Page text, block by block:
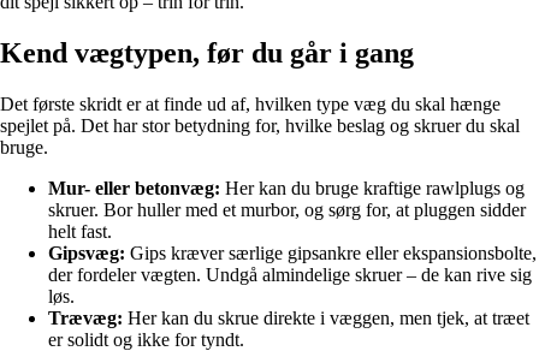
Kend vægtypen, før du går i gang
Det første skridt er at finde ud af, hvilken type væg du skal hænge
spejlet på. Det har stor betydning for, hvilke beslag og skruer du skal
bruge.
Mur- eller betonvæg: Her kan du bruge kraftige rawlplugs og
skruer. Bor huller med et murbor, og sørg for, at pluggen sidder
helt fast.
Gipsvæg: Gips kræver særlige gipsankre eller ekspansionsbolte,
der fordeler vægten. Undgå almindelige skruer – de kan rive sig
løs.
Trævæg: Her kan du skrue direkte i væggen, men tjek, at træet
er solidt og ikke for tyndt.